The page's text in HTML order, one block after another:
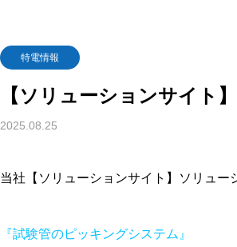
HISTORY
沿革
ソリューションシステム
特電情報
【ソリューションサイト
2025.08.25
当社【ソリューションサイト】ソリュー
『試験管のピッキングシステム』